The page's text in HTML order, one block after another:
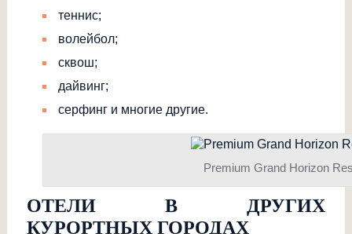
теннис;
волейбол;
сквош;
дайвинг;
серфинг и многие другие.
Premium Grand Horizon
ОТЕЛИ В ДРУГИХ
КУРОРТНЫХ ГОРОДАХ